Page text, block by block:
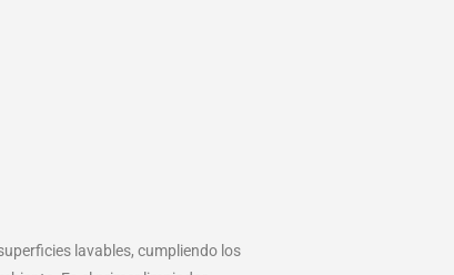
lavables, cumpliendo los